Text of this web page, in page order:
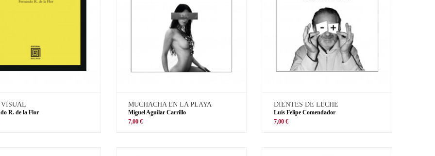
VISUAL
R. de la Flor
MUCHACHA EN LA PLAYA
Miguel Aguilar Carrillo
7,00 €
DIENTES DE LECHE
Luis Felipe Comendador
7,00 €